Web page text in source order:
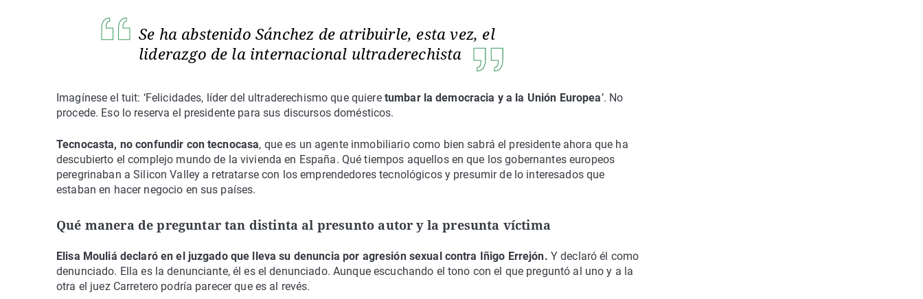
Se ha abstenido Sánchez de atribuirle, esta vez, el
liderazgo de la internacional ultraderechista
Imagínese el tuit: ‘Felicidades, líder del ultraderechismo que quiere tumbar la democracia y a la Unión Europea’. No
procede. Eso lo reserva el presidente para sus discursos domésticos.
Tecnocasta, no confundir con tecnocasa, que es un agente inmobiliario como bien sabrá el presidente ahora que ha
descubierto el complejo mundo de la vivienda en España. Qué tiempos aquellos en que los gobernantes europeos
peregrinaban a Silicon Valley a retratarse con los emprendedores tecnológicos y presumir de lo interesados que
estaban en hacer negocio en sus países.
Qué manera de preguntar tan distinta al presunto autor y la presunta víctima
Elisa Mouliá declaró en el juzgado que lleva su denuncia por agresión sexual contra Iñigo Errejón. Y declaró él como
denunciado. Ella es la denunciante, él es el denunciado. Aunque escuchando el tono con el que preguntó al uno y a la
otra el juez Carretero podría parecer que es al revés.